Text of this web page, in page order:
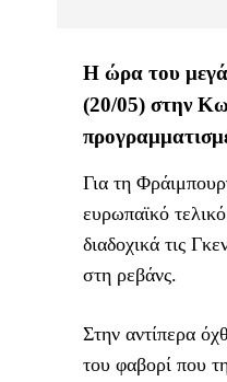
Η ώρα του
(20/05) στην
Για τη
ευρωπαϊκό
διαδοχικά τις
στη ρεβάνς.
Στην αντίπερα
του φαβορί που